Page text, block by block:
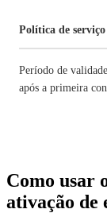
Política de serviço
Período de
após a primeira
Como usar
ativação de